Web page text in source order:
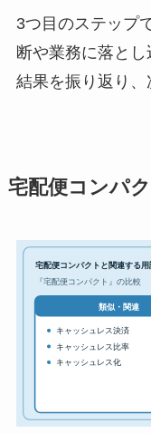
3つ目のステップ
断や業務に落と
結果を振り返り、
宅配便コンパ
宅配便コンパクトと関連する用
『宅配便コンパクト』の比較
類似・関連
キャッシュレス決済
キャッシュレス比率
キャッシュレス化